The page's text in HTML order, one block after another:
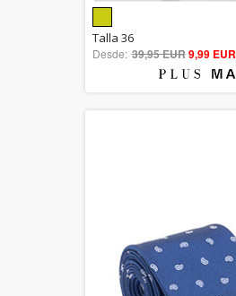
out of 5
Talla 36
Desde: 39,95 EUR9,99 EUR